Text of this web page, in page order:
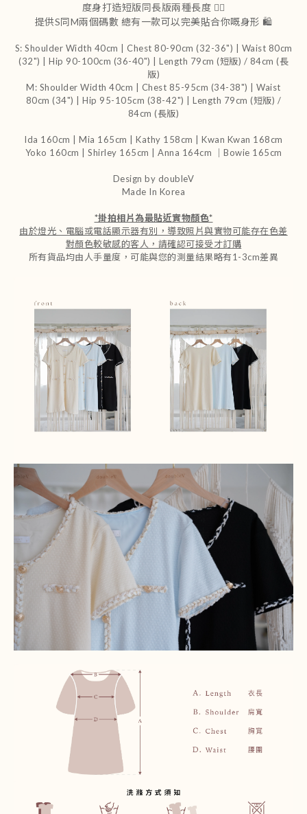
度身打造短版同長版兩種長度 ✌🏻
提供S同M兩個碼數 總有一款可以完美貼合你嘅身形 🛍️
S: Shoulder Width 40cm | Chest 80-90cm (32-36") | Waist 80cm
(32") | Hip 90-100cm (36-40") | Length 79cm (短版) / 84cm (長
版)
M: Shoulder Width 40cm | Chest 85-95cm (34-38") | Waist
80cm (34") | Hip 95-105cm (38-42") | Length 79cm (短版) /
84cm (長版)
Ida 160cm | Mia 165cm | Kathy 158cm |Kwan Kwan 168cm
Yoko 160cm | Shirley 165cm
| Anna 164cm ｜Bowie 165cm
Design by doubleV
Made In Korea
*掛拍相片為最貼近實物顏色*
由於燈光、電腦或電話顯示器有別，導致照片與實物可能存在色差
對顏色較敏感的客人，請確認可接受才訂購
所有貨品均由人手量度，可能與您的測量結果略有1-3cm差異